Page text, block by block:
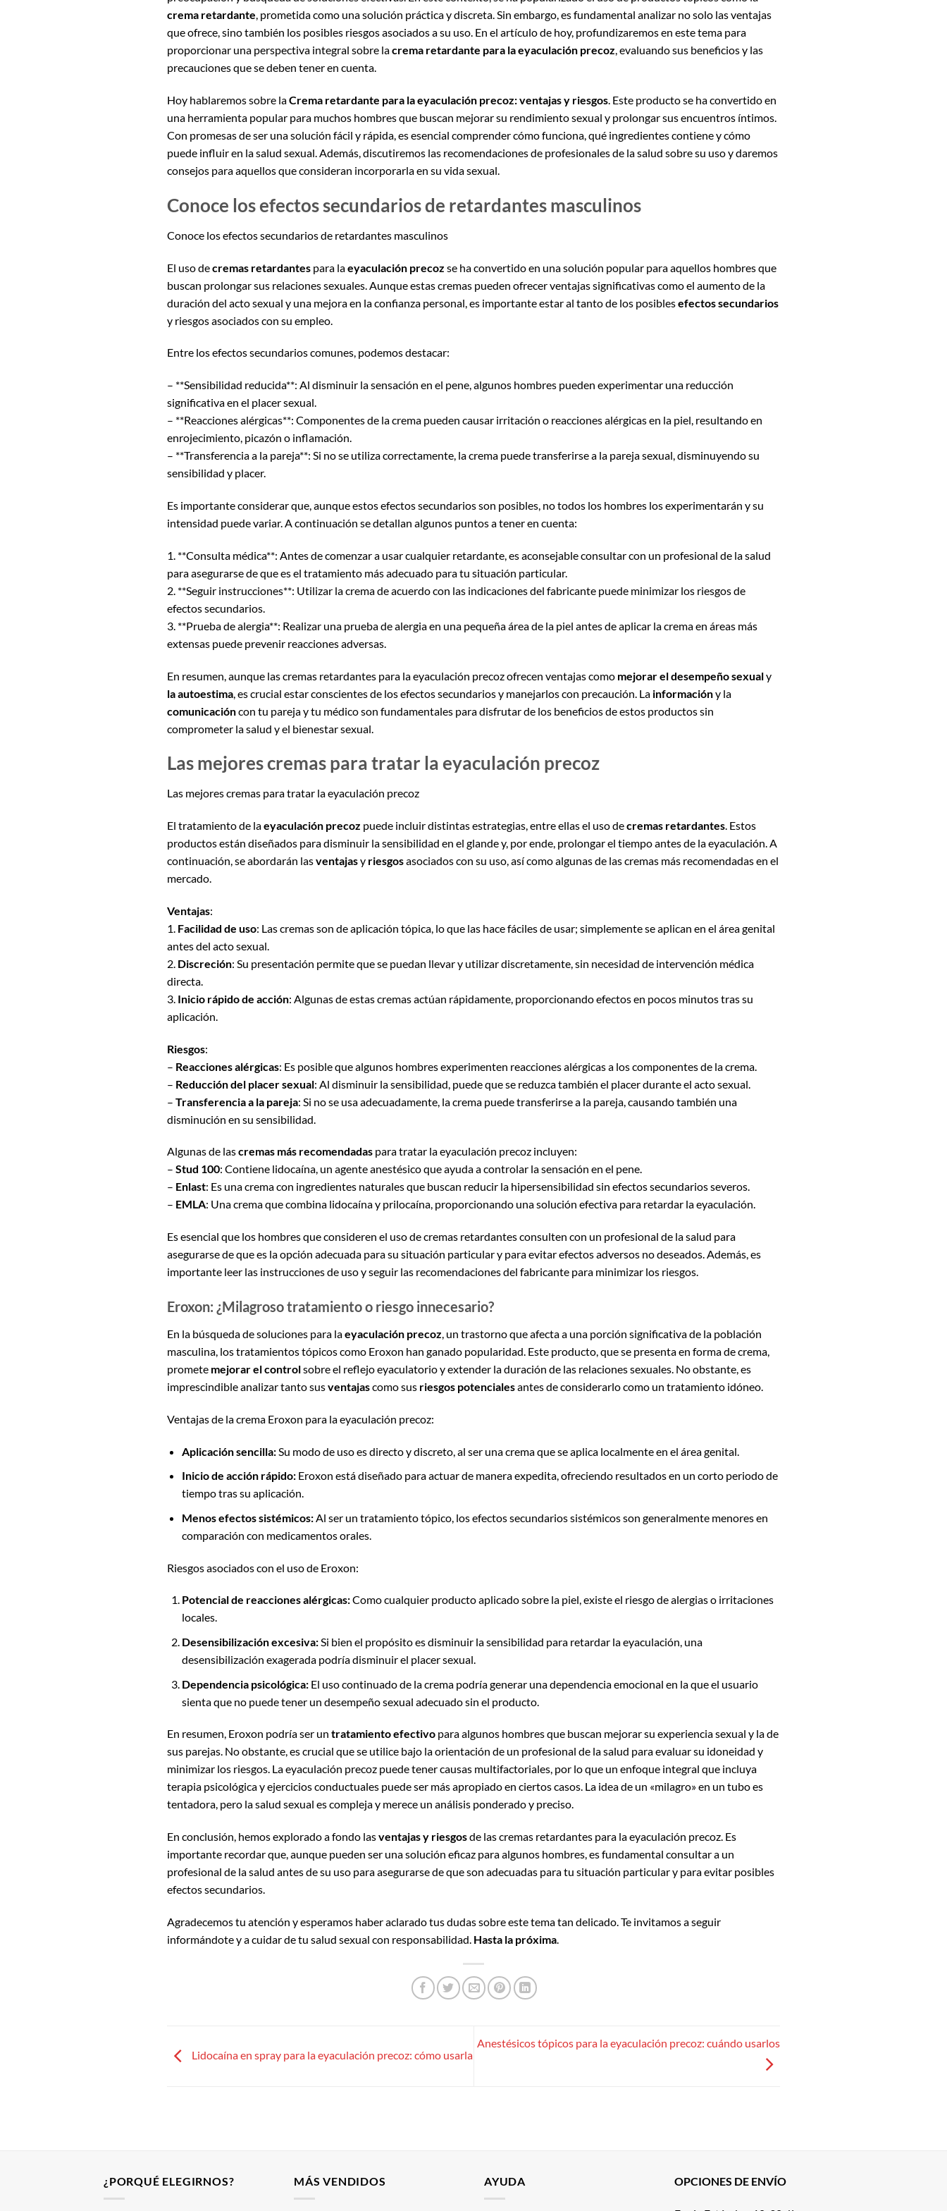
crema retardante, prometida como una solución práctica y discreta. Sin embargo, es fundamental analizar no solo las ventajas
que ofrece, sino también los posibles riesgos asociados a su uso. En el artículo de hoy, profundizaremos en este tema para
proporcionar una perspectiva integral sobre lacrema retardante para la eyaculación precoz, evaluando sus beneficios y las
precauciones que se deben tener en cuenta.
Hoy hablaremos sobre laCrema retardante para la eyaculación precoz: ventajas y riesgos. Este producto se ha convertido en
una herramienta popular para muchos hombres que buscan mejorar su rendimiento sexual y prolongar sus encuentros íntimos.
Con promesas de ser una solución fácil y rápida, es esencial comprender cómo funciona, qué ingredientes contiene y cómo
puede influir en la salud sexual. Además, discutiremos las recomendaciones de profesionales de la salud sobre su uso y daremos
consejos para aquellos que consideran incorporarla en su vida sexual.
Conoce los efectos secundarios de retardantes masculinos
Conoce los efectos secundarios de retardantes masculinos
El uso decremas retardantes para laeyaculación precoz se ha convertido en una solución popular para aquellos hombres que
buscan prolongar sus relaciones sexuales. Aunque estas cremas pueden ofrecer ventajas significativas como el aumento de la
duración del acto sexual y una mejora en la confianza personal, es importante estar al tanto de los posiblesefectos secundarios
y riesgos asociados con su empleo.
Entre los efectos secundarios comunes, podemos destacar:
– **Sensibilidad reducida**: Al disminuir la sensación en el pene, algunos hombres pueden experimentar una reducción
significativa en el placer sexual.
– **Reacciones alérgicas**: Componentes de la crema pueden causar irritación o reacciones alérgicas en la piel, resultando en
enrojecimiento, picazón o inflamación.
– **Transferencia a la pareja**: Si no se utiliza correctamente, la crema puede transferirse a la pareja sexual, disminuyendo su
sensibilidad y placer.
Es importante considerar que, aunque estos efectos secundarios son posibles, no todos los hombres los experimentarán y su
intensidad puede variar. A continuación se detallan algunos puntos a tener en cuenta:
1. **Consulta médica**: Antes de comenzar a usar cualquier retardante, es aconsejable consultar con un profesional de la salud
para asegurarse de que es el tratamiento más adecuado para tu situación particular.
2. **Seguir instrucciones**: Utilizar la crema de acuerdo con las indicaciones del fabricante puede minimizar los riesgos de
efectos secundarios.
3. **Prueba de alergia**: Realizar una prueba de alergia en una pequeña área de la piel antes de aplicar la crema en áreas más
extensas puede prevenir reacciones adversas.
En resumen, aunque las cremas retardantes para la eyaculación precoz ofrecen ventajas como mejorar el desempeño sexualy
la autoestima , es crucial estar conscientes de los efectos secundarios y manejarlos con precaución. La informacióny la
comunicacióncon tu pareja y tu médico son fundamentales para disfrutar de los beneficios de estos productos sin
comprometer la salud y el bienestar sexual.
Las mejores cremas para tratar la eyaculación precoz
Las mejores cremas para tratar la eyaculación precoz
El tratamiento de laeyaculación precoz puede incluir distintas estrategias, entre ellas el uso decremas retardantes. Estos
productos están diseñados para disminuir la sensibilidad en el glande y, por ende, prolongar el tiempo antes de la eyaculación. A
continuación, se abordarán lasventajasy riesgosasociados con su uso, así como algunas de las cremas más recomendadas en el
mercado.
Ventajas:
1. Facilidad de uso: Las cremas son de aplicación tópica, lo que las hace fáciles de usar; simplemente se aplican en el área genital
antes del acto sexual.
2. Discreción: Su presentación permite que se puedan llevar y utilizar discretamente, sin necesidad de intervención médica
directa.
3. Inicio rápido de acción: Algunas de estas cremas actúan rápidamente, proporcionando efectos en pocos minutos tras su
aplicación.
Riesgos:
– Reacciones alérgicas: Es posible que algunos hombres experimenten reacciones alérgicas a los componentes de la crema.
– Reducción del placer sexual: Al disminuir la sensibilidad, puede que se reduzca también el placer durante el acto sexual.
– Transferencia a la pareja: Si no se usa adecuadamente, la crema puede transferirse a la pareja, causando también una
disminución en su sensibilidad.
Algunas de lascremas más recomendadas para tratar la eyaculación precoz incluyen:
– Stud 100: Contiene lidocaína, un agente anestésico que ayuda a controlar la sensación en el pene.
– Enlast: Es una crema con ingredientes naturales que buscan reducir la hipersensibilidad sin efectos secundarios severos.
– EMLA: Una crema que combina lidocaína y prilocaína, proporcionando una solución efectiva para retardar la eyaculación.
Es esencial que los hombres que consideren el uso de cremas retardantes consulten con un profesional de la salud para
asegurarse de que es la opción adecuada para su situación particular y para evitar efectos adversos no deseados. Además, es
importante leer las instrucciones de uso y seguir las recomendaciones del fabricante para minimizar los riesgos.
Eroxon: ¿Milagroso tratamiento o riesgo innecesario?
En la búsqueda de soluciones para laeyaculación precoz, un trastorno que afecta a una porción significativa de la población
masculina, los tratamientos tópicos como Eroxon han ganado popularidad. Este producto, que se presenta en forma de crema,
promete mejorar el controlsobre el reflejo eyaculatorio y extender la duración de las relaciones sexuales. No obstante, es
imprescindible analizar tanto susventajascomo sus riesgos potencialesantes de considerarlo como un tratamiento idóneo.
Ventajas de la crema Eroxon para la eyaculación precoz:
Aplicación sencilla:Su modo de uso es directo y discreto, al ser una crema que se aplica localmente en el área genital.
Inicio de acción rápido:Eroxon está diseñado para actuar de manera expedita, ofreciendo resultados en un corto periodo de
tiempo tras su aplicación.
Menos efectos sistémicos:Al ser un tratamiento tópico, los efectos secundarios sistémicos son generalmente menores en
comparación con medicamentos orales.
Riesgos asociados con el uso de Eroxon:
Potencial de reacciones alérgicas:Como cualquier producto aplicado sobre la piel, existe el riesgo de alergias o irritaciones
locales.
Desensibilización excesiva:Si bien el propósito es disminuir la sensibilidad para retardar la eyaculación, una
desensibilización exagerada podría disminuir el placer sexual.
Dependencia psicológica:El uso continuado de la crema podría generar una dependencia emocional en la que el usuario
sienta que no puede tener un desempeño sexual adecuado sin el producto.
En resumen, Eroxon podría ser un tratamiento efectivo para algunos hombres que buscan mejorar su experiencia sexual y la de
sus parejas. No obstante, es crucial que se utilice bajo la orientación de un profesional de la salud para evaluar su idoneidad y
minimizar los riesgos. La eyaculación precoz puede tener causas multifactoriales, por lo que un enfoque integral que incluya
terapia psicológica y ejercicios conductuales puede ser más apropiado en ciertos casos. La idea de un «milagro» en un tubo es
tentadora, pero la salud sexual es compleja y merece un análisis ponderado y preciso.
En conclusión, hemos explorado a fondo lasventajas y riesgosde las cremas retardantes para la eyaculación precoz. Es
importante recordar que, aunque pueden ser una solución eficaz para algunos hombres, es fundamental consultar a un
profesional de la salud antes de su uso para asegurarse de que son adecuadas para tu situación particular y para evitar posibles
efectos secundarios.
Agradecemos tu atención y esperamos haber aclarado tus dudas sobre este tema tan delicado. Te invitamos a seguir
informándote y a cuidar de tu salud sexual con responsabilidad. Hasta la próxima.
Lidocaína en spray para la eyaculación precoz: cómo usarla
Anestésicos tópicos para la eyaculación precoz: cuándo usarlos
¿PORQUÉ ELEGIRNOS? MÁS VENDIDOS AYUDA OPCIONES DE ENVÍO